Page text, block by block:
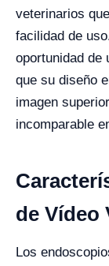
veterinarios
facilidad de
oportunidad de
que su diseño
imagen
incomparable
de Vídeo
Los